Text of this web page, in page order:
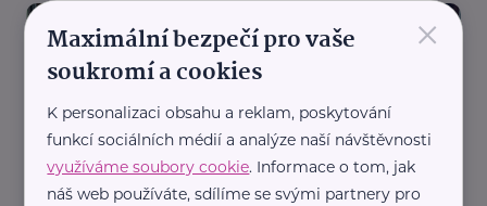
Huawei
×
Maximální bezpečí pro vaše
soukromí a cookies
K personalizaci obsahu a reklam, poskytování
funkcí sociálních médií a analýze naší návštěvnosti
využíváme soubory cookie. Informace o tom, jak
náš web používáte, sdílíme se svými partnery pro